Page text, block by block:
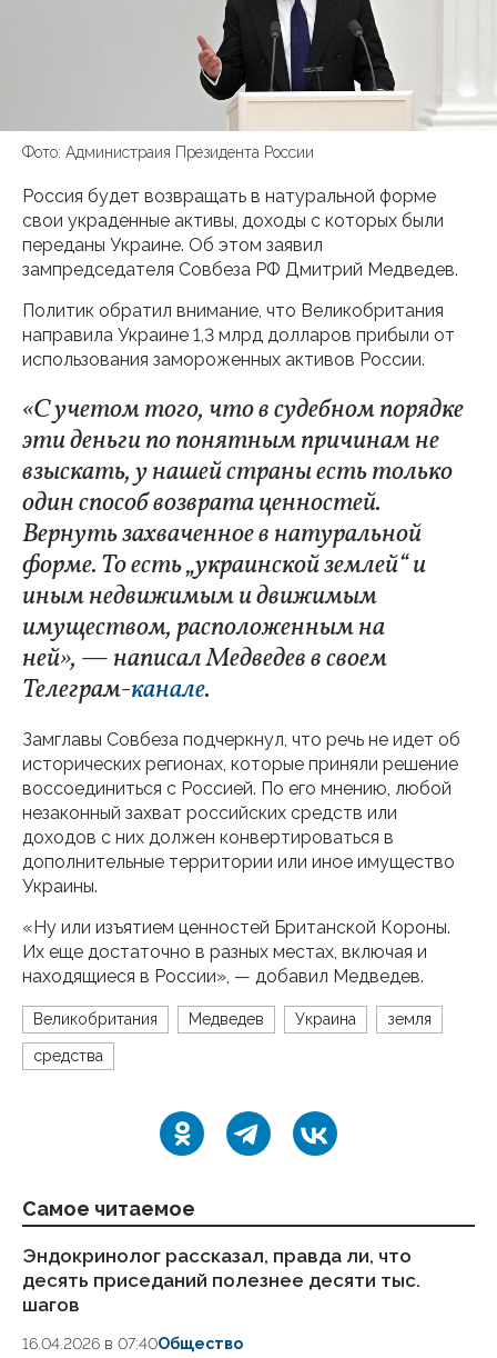
Фото: Администраия Президента России
Россия будет возвращать в натуральной форме
свои украденные активы, доходы с которых были
переданы Украине. Об этом заявил
зампредседателя Совбеза РФ Дмитрий Медведев.
Политик обратил внимание, что Великобритания
направила Украине 1,3 млрд долларов прибыли от
использования замороженных активов России.
«С учетом того, что в судебном порядке
эти деньги по понятным причинам не
взыскать, у нашей страны есть только
один способ возврата ценностей.
Вернуть захваченное в натуральной
форме. То есть „украинской землей“ и
иным недвижимым и движимым
имуществом, расположенным на
ней», — написал Медведев в своем
Телеграм-канале.
Замглавы Совбеза подчеркнул, что речь не идет об
исторических регионах, которые приняли решение
воссоединиться с Россией. По его мнению, любой
незаконный захват российских средств или
доходов с них должен конвертироваться в
дополнительные территории или иное имущество
Украины.
«Ну или изъятием ценностей Британской Короны.
Их еще достаточно в разных местах, включая и
находящиеся в России», — добавил Медведев.
Великобритания Медведев Украина земля
средства
Самое читаемое
Эндокринолог рассказал, правда ли, что
десять приседаний полезнее десяти тыс.
шагов
16.04.2026 в 07:40Общество